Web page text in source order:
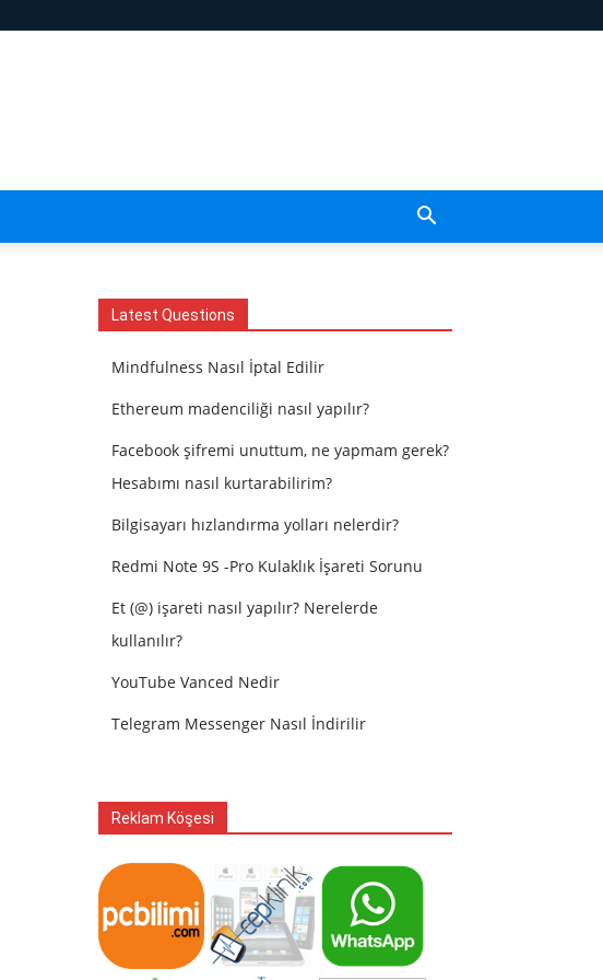
Latest Questions
Mindfulness Nasıl İptal Edilir
Ethereum madenciliği nasıl yapılır?
Facebook şifremi unuttum, ne yapmam gerek?
Hesabımı nasıl kurtarabilirim?
Bilgisayarı hızlandırma yolları nelerdir?
Redmi Note 9S -Pro Kulaklık İşareti Sorunu
Et (@) işareti nasıl yapılır? Nerelerde
kullanılır?
YouTube Vanced Nedir
Telegram Messenger Nasıl İndirilir
Reklam Köşesi